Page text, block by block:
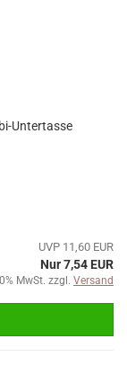
Untertasse
UVP 11,60 EUR
Nur 7,54 EUR
MwSt. zzgl. Versand